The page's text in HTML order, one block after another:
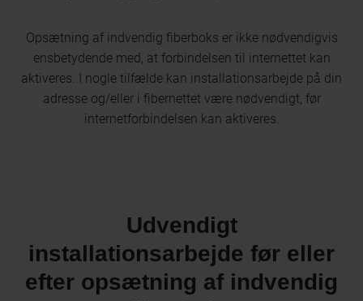
Opsætning af indvendig fiberboks er ikke nødvendigvis
ensbetydende med, at forbindelsen til internettet kan
aktiveres. I nogle tilfælde kan installationsarbejde på din
adresse og/eller i fibernettet være nødvendigt, før
internetforbindelsen kan aktiveres.
Udvendigt
installationsarbejde før eller
efter opsætning af indvendig